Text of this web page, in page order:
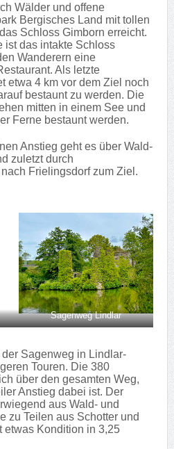
Wälder und offene
Bergisches Land mit tollen
Schloss Gimborn erreicht.
ist das intakte Schloss
Wanderern eine
Als letzte
etwa 4 km vor dem Ziel noch
bestaunt zu werden. Die
mitten in einem See und
Ferne bestaunt werden.
Anstieg geht es über Wald-
zuletzt durch
Frielingsdorf zum Ziel.
Sagenweg Lindlar
Sagenweg in Lindlar-
Touren. Die 380
über den gesamten Weg,
Anstieg dabei ist. Der
aus Wald- und
zu Teilen aus Schotter und
etwas Kondition in 3,25